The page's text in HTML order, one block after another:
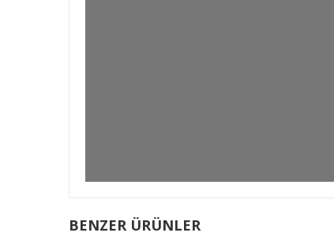
BENZER ÜRÜNLER